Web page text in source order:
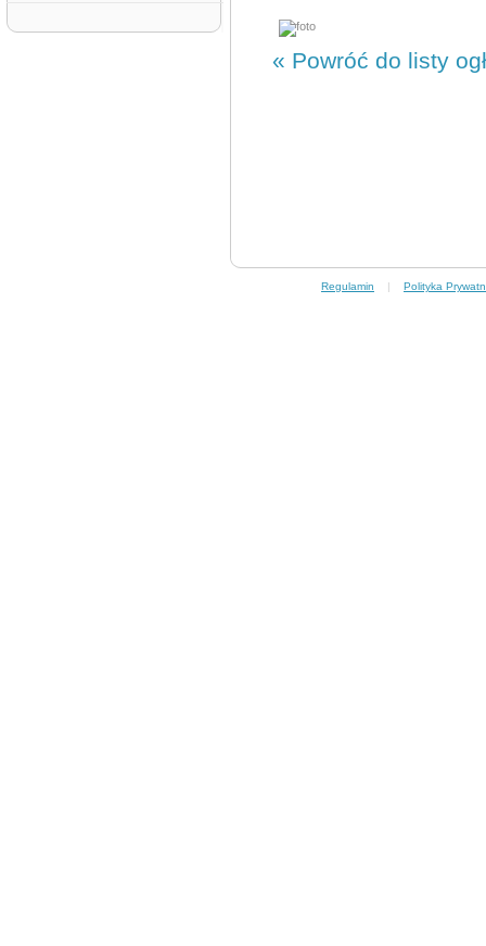
« Powróć do listy
Regulamin | Polityka